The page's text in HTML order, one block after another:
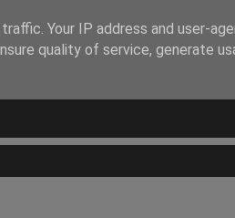
Your IP address and user-
quality of service, generate